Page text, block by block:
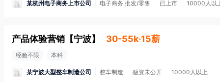
某杭州电子商务上市公司 电子商务,批发/零售 已上市 10000人以
产品体验营销 【宁波】 30-55k·15薪
经验不限 本科
某宁波大型整车制造公司 整车制造 融资未公开 10000人以上